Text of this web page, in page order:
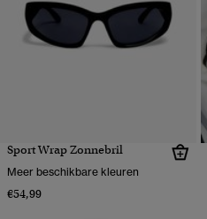
Sport Wrap Zonnebril
Meer beschikbare kleuren
€54,99